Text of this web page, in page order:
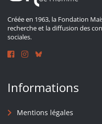
Créée en 1963, la Fondation
recherche et la diffusion des
sociales.
Informations
Mentions légales